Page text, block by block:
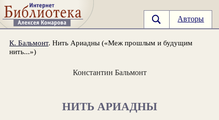
Авторы
К. Бальмонт. Нить Ариадны («Меж прошлым и будущим
нить...»)
Константин Бальмонт
НИТЬ АРИАДНЫ